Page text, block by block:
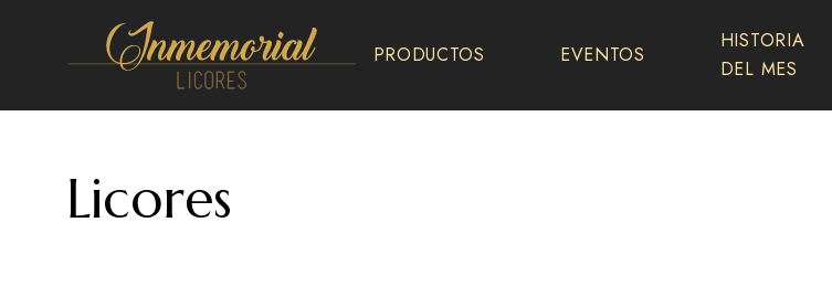
Licores
PRODUCTOS EVENTOS
HISTORIA
DEL MES
Licores